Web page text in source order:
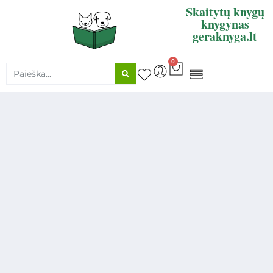
Skaitytų knygų
knygynas
geraknyga.lt
0